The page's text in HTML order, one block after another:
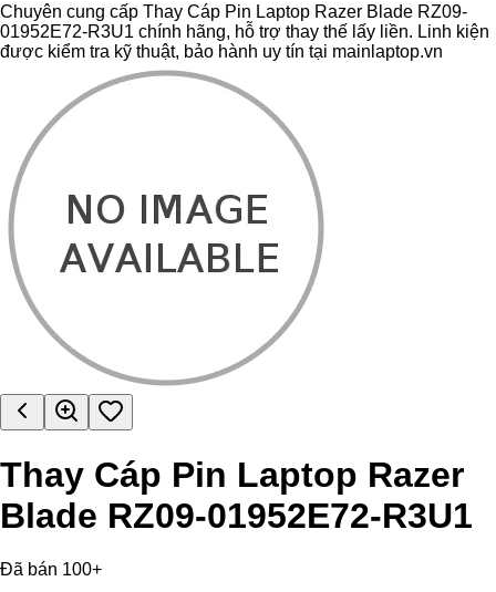
Chuyên cung cấp Thay Cáp Pin Laptop Razer Blade RZ09-
01952E72-R3U1 chính hãng, hỗ trợ thay thế lấy liền. Linh kiện
được kiểm tra kỹ thuật, bảo hành uy tín tại mainlaptop.vn
Thay Cáp Pin Laptop Razer
Blade RZ09-01952E72-R3U1
Đã bán 100+